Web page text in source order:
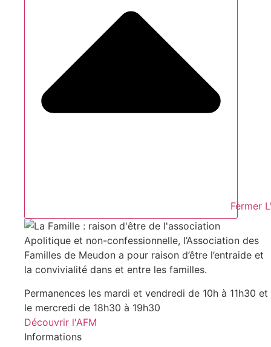
Fermer
Apolitique et non-confessionnelle, l’Association des
Familles de Meudon a pour raison d’être l’entraide et
la convivialité dans et entre les familles.
Permanences les mardi et vendredi de 10h à 11h30 et
le mercredi de 18h30 à 19h30
Découvrir l'AFM
Informations